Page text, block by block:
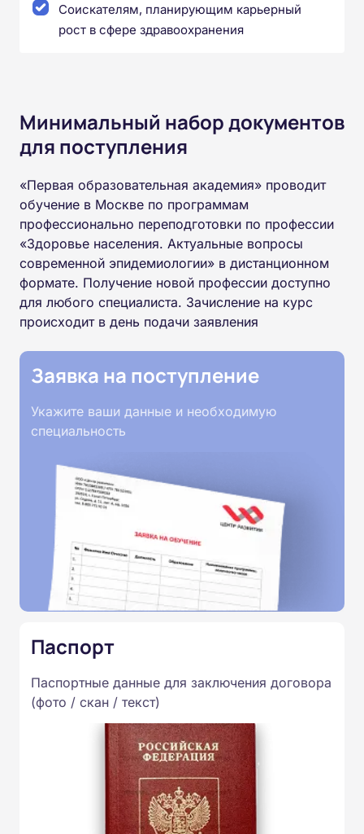
Соискателям, планирующим карьерный
рост в сфере здравоохранения
Минимальный набор документов
для поступления
«Первая образовательная академия» проводит
обучение в Москве по программам
профессионально переподготовки по профессии
«Здоровье населения. Актуальные вопросы
современной эпидемиологии» в дистанционном
формате. Получение новой профессии доступно
для любого специалиста. Зачисление на курс
происходит в день подачи заявления
Заявка на поступление
Укажите ваши данные и необходимую
специальность
Паспорт
Паспортные данные для заключения договора
(фото / скан / текст)